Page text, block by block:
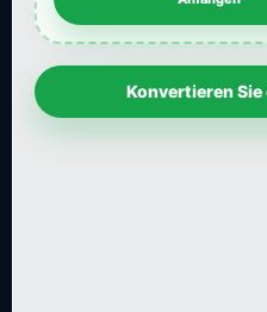
Konvertieren Sie